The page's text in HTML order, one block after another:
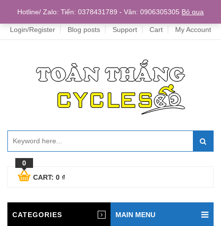
Home
Login/Register Blog posts Support Cart My Account
0
CART: 0 ₫
CATEGORIES MAIN MENU
Hotline/ Zalo: Tiến: 0378431789 - Vân: 0906305305 Bỏ qua